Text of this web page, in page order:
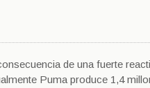
de una fuerte
Puma produce 1,4